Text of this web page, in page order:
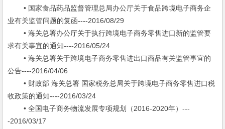
• 国家食品药品监督管理总局办公厅关于食品跨境电子商务企
业有关监管问题的复函----2016/08/29
• 海关总署办公厅关于执行跨境电子商务零售进口新的监管要
求有关事宜的通知----2016/05/24
• 海关总署关于跨境电子商务零售进出口商品有关监管事宜的
公告----2016/04/06
• 财政部 海关总署 国家税务总局关于跨境电子商务零售进口税
收政策的通知----2016/03/24
• 全国电子商务物流发展专项规划（2016-2020年）---
-2016/03/17